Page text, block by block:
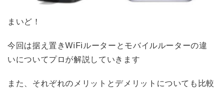
まいど！
今回は据え置きWiFiルーターとモバイルルーターの違
いについてプロが解説していきます
また、それぞれのメリットとデメリットについても比較